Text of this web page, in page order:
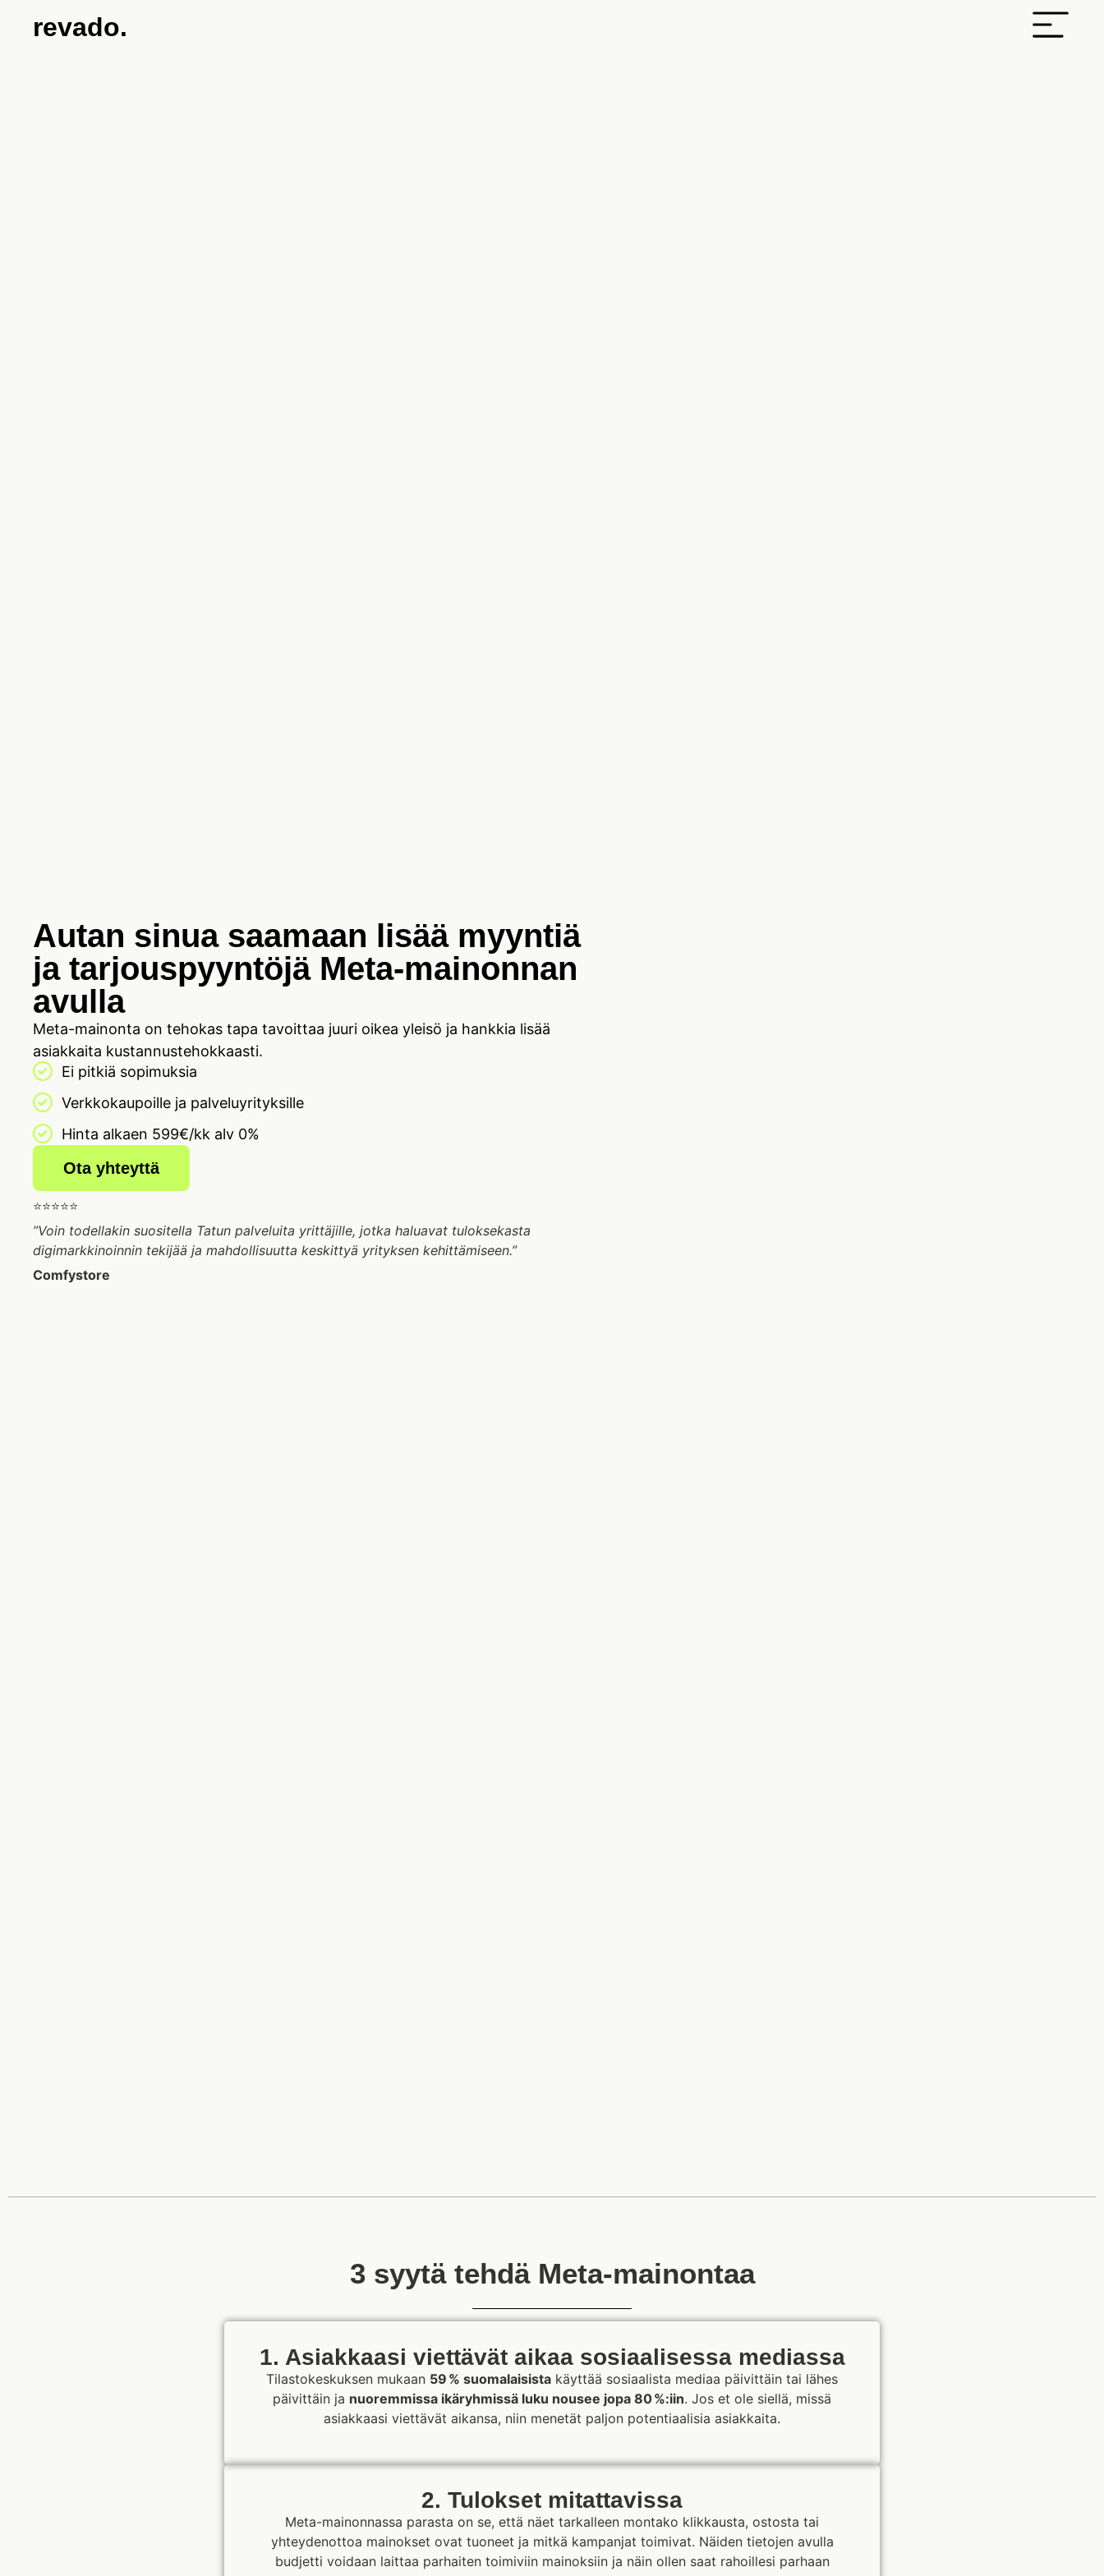
revado.
Autan sinua saamaan lisää myyntiä
ja tarjouspyyntöjä Meta-mainonnan
avulla
Meta-mainonta on tehokas tapa tavoittaa juuri oikea yleisö ja hankkia lisää
asiakkaita kustannustehokkaasti.
Ei pitkiä sopimuksia
Verkkokaupoille ja palveluyrityksille
Hinta alkaen 599€/kk alv 0%
Ota yhteyttä
⭐⭐⭐⭐⭐
”Voin todellakin suositella Tatun palveluita yrittäjille, jotka haluavat tuloksekasta
digimarkkinoinnin tekijää ja mahdollisuutta keskittyä yrityksen kehittämiseen.”
Comfystore
3 syytä tehdä Meta-mainontaa
1. Asiakkaasi viettävät aikaa sosiaalisessa mediassa
Tilastokeskuksen mukaan 59 % suomalaisista käyttää sosiaalista mediaa päivittäin tai lähes
päivittäin ja nuoremmissa ikäryhmissä luku nousee jopa 80 %:iin. Jos et ole siellä, missä
asiakkaasi viettävät aikansa, niin menetät paljon potentiaalisia asiakkaita.
2. Tulokset mitattavissa
Meta-mainonnassa parasta on se, että näet tarkalleen montako klikkausta, ostosta tai
yhteydenottoa mainokset ovat tuoneet ja mitkä kampanjat toimivat. Näiden tietojen avulla
budjetti voidaan laittaa parhaiten toimiviin mainoksiin ja näin ollen saat rahoillesi parhaan